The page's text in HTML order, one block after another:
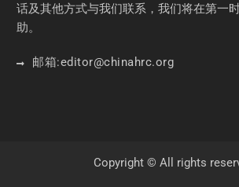
话及其他方式与我们联系，我们将在第一
助。
邮箱:editor@chinahrc.org
Copyright © All rights